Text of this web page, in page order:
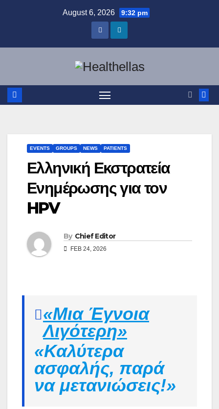
August 6, 2026 9:32 pm
EVENTS GROUPS NEWS PATIENTS
Ελληνική Εκστρατεία
Ενημέρωσης για τον
HPV
By Chief Editor
FEB 24, 2026
«Μια Έγνοια
Λιγότερη»
«Καλύτερα
ασφαλής, παρά
να μετανιώσεις!»